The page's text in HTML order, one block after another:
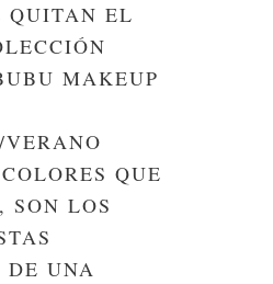
QUITAN EL
MAKEUP
QUE
SON LOS
DE UNA